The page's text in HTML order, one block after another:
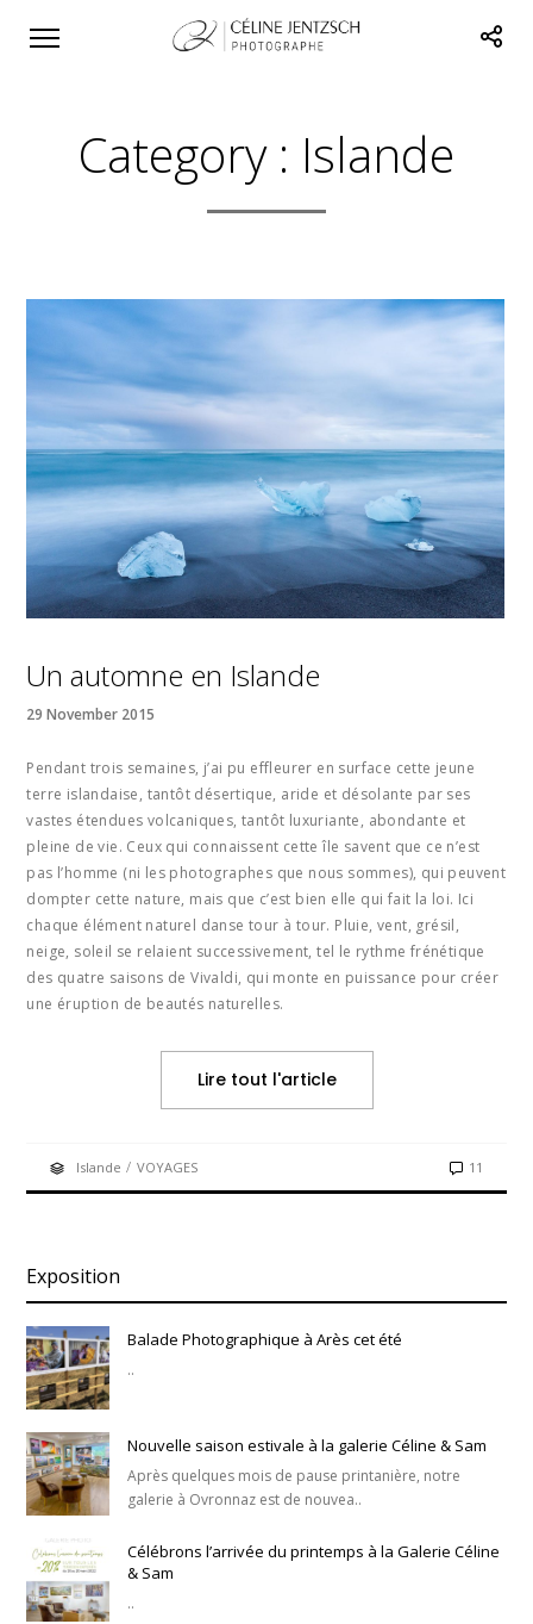
Category : Islande
Un automne en Islande
29 November 2015
Pendant trois semaines, j’ai pu effleurer en surface cette jeune
terre islandaise, tantôt désertique, aride et désolante par ses
vastes étendues volcaniques, tantôt luxuriante, abondante et
pleine de vie. Ceux qui connaissent cette île savent que ce n’est
pas l’homme (ni les photographes que nous sommes), qui peuvent
dompter cette nature, mais que c’est bien elle qui fait la loi. Ici
chaque élément naturel danse tour à tour. Pluie, vent, grésil,
neige, soleil se relaient successivement, tel le rythme frénétique
des quatre saisons de Vivaldi, qui monte en puissance pour créer
une éruption de beautés naturelles.
Lire tout l'article
Islande /VOYAGES 11
Exposition
Balade Photographique à Arès cet été
..
Nouvelle saison estivale à la galerie Céline & Sam
Après quelques mois de pause printanière, notre
galerie à Ovronnaz est de nouvea..
Célébrons l’arrivée du printemps à la Galerie Céline
& Sam
..